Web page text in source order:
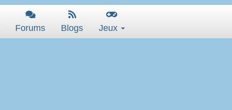
Forums Blogs Jeux